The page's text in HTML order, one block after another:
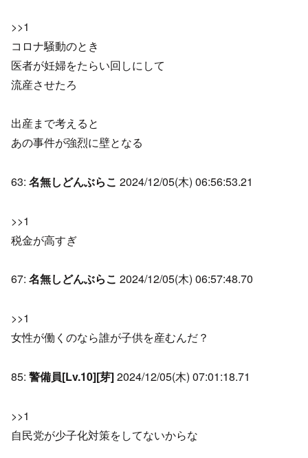
>>1
コロナ騒動のとき
医者が妊婦をたらい回しにして
流産させたろ
出産まで考えると
あの事件が強烈に壁となる
63: 名無しどんぶらこ 2024/12/05(木) 06:56:53.21
>>1
税金が高すぎ
67: 名無しどんぶらこ 2024/12/05(木) 06:57:48.70
>>1
女性が働くのなら誰が子供を産むんだ？
85: 警備員[Lv.10][芽]2024/12/05(木) 07:01:18.71
>>1
自民党が少子化対策をしてないからな